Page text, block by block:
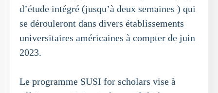
d’étude intégré (jusqu’à deux semaines ) qui
se dérouleront dans divers établissements
universitaires américaines à compter de juin
2023.
Le programme SUSI for scholars vise à